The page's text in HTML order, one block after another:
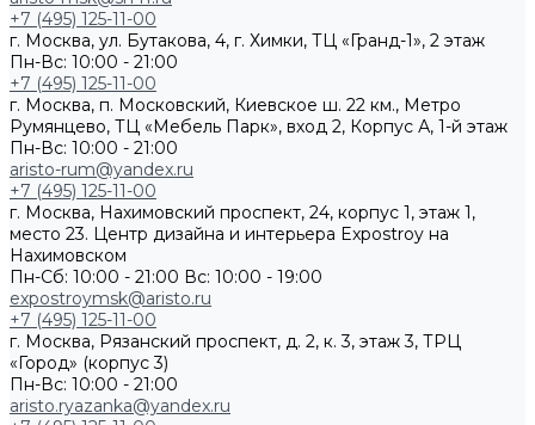
+7 (495) 125-11-00
г. Москва, ул. Бутакова, 4, г. Химки, ТЦ «Гранд-1», 2 этаж
Пн-Вс: 10:00 - 21:00
+7 (495) 125-11-00
г. Москва, п. Московский, Киевское ш. 22 км., Метро
Румянцево, ТЦ «Мебель Парк», вход 2, Корпус А, 1-й этаж
Пн-Вс: 10:00 - 21:00
aristo-rum@yandex.ru
+7 (495) 125-11-00
г. Москва, Нахимовский проспект, 24, корпус 1, этаж 1,
место 23. Центр дизайна и интерьера Expostroy на
Нахимовском
Пн-Сб: 10:00 - 21:00 Вс: 10:00 - 19:00
expostroymsk@aristo.ru
+7 (495) 125-11-00
г. Москва, Рязанский проспект, д. 2, к. 3, этаж 3, ТРЦ
«Город» (корпус 3)
Пн-Вс: 10:00 - 21:00
aristo.ryazanka@yandex.ru